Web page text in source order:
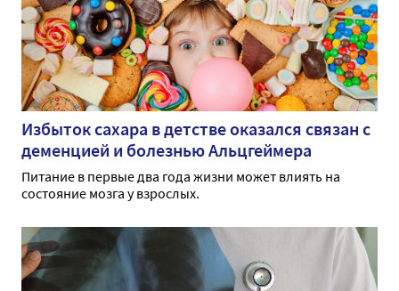
Избыток сахара в детстве оказался связан с
деменцией и болезнью Альцгеймера
Питание в первые два года жизни может влиять на
состояние мозга у взрослых.